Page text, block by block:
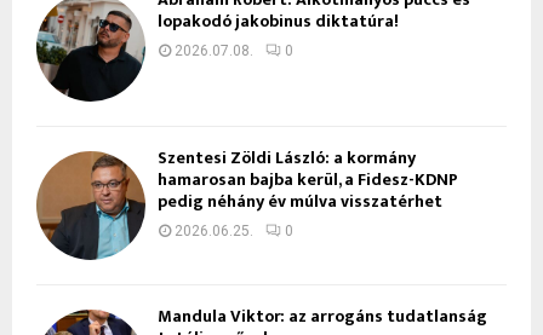
lopakodó jakobinus diktatúra!
2026.07.08. 0
Szentesi Zöldi László: a kormány
hamarosan bajba kerül, a Fidesz-KDNP
pedig néhány év múlva visszatérhet
2026.06.25. 0
Mandula Viktor: az arrogáns tudatlanság